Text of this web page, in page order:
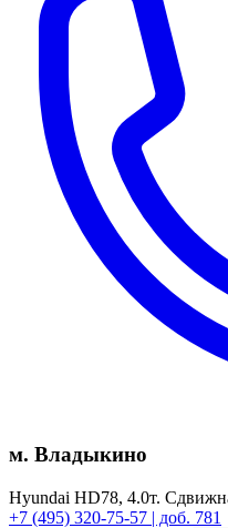
м. Владыкино
Hyundai HD78, 4.0т.
+7 (495) 320-75-57 | доб. 781